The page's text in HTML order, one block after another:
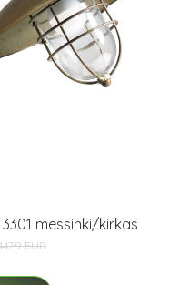
messinki/kirkas
EUR